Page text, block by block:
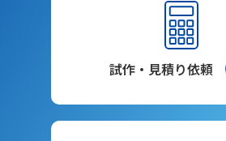
試作・見積り依頼